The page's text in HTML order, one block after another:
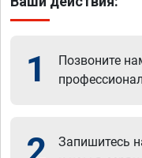
1 Позвоните
Запишитесь